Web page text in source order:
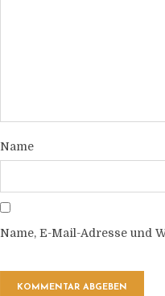
Name
Name, E-Mail-Adresse und